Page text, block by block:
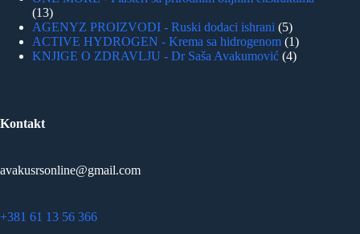
13
AGENYZ PROIZVODI - Ruski dodaci ishrani
5
ACTIVE HYDROGEN - Krema sa hidrogenom 1
KNJIGE O ZDRAVLJU - Dr Saša Avakumović 4
Kontakt
avakusrsonline@gmail.com
+381 61 13 56 366